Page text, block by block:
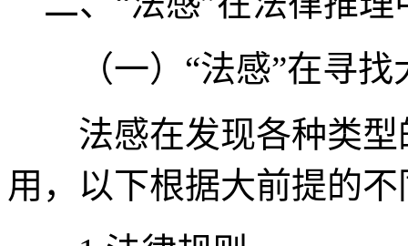
（一）“法感”在寻找
法感在发现各种类型
用，以下根据大前提的